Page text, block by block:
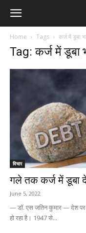
Home Tags कर्ज में डूबा
Tag: कर्ज में डूबा
विचार
गले तक कर्ज में डूबा
June 5, 2022
— डॉ. एस जतिन कुमार — देश पर
हो रहा है। 1947 से...